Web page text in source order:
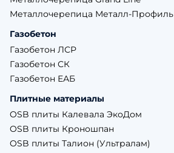
Металлочерепица Металл-Профиль
Газобетон
Газобетон ЛСР
Газобетон СК
Газобетон ЕАБ
Плитные материалы
OSB плиты Калевала ЭкоДом
OSB плиты Кроношпан
OSB плиты Талион (Ультралам)